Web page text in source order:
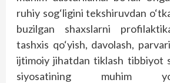
ruhiy sog‘ligini tekshiruvdan
buzilgan shaxslarni
tashxis qo‘yish, davolash,
ijtimoiy jihatdan tiklash tibbiyot
siyosatining muhim